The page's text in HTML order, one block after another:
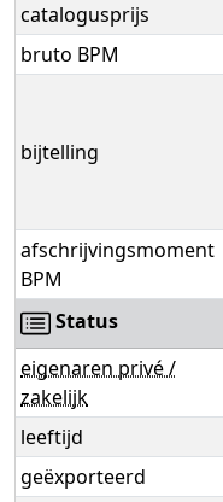
catalogusprijs
bruto BPM
bijtelling
afschrijvingsmoment
BPM
Status
eigenaren privé /
zakelijk
leeftijd
geëxporteerd